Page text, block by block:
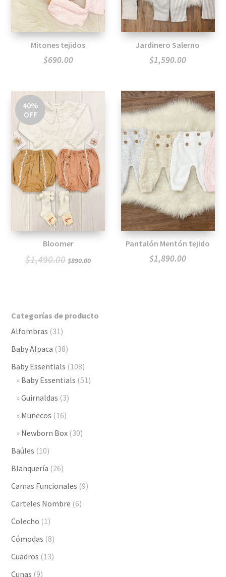
Mitones tejidos
$690.00
Jardinero Salerno
$1,590.00
40%
OFF
Bloomer
$1,490.00 El
$1,490.00.
$890.00El
$890.00.
Pantalón Mentón tejido
$1,890.00
Categorías de producto
Alfombras (31)
Baby Alpaca (38)
Baby Essentials (108)
Baby Essentials (51)
Guirnaldas (3)
Muñecos (16)
Newborn Box (30)
Baúles (10)
Blanquería (26)
Camas Funcionales (9)
Carteles Nombre (6)
Colecho (1)
Cómodas (8)
Cuadros (13)
Cunas (9)